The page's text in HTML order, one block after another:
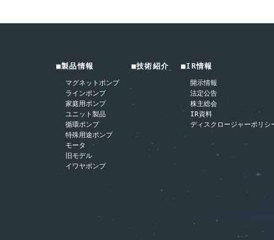
■製品情報
マグネットポンプ
ラインポンプ
家庭用ポンプ
ユニット製品
循環ポンプ
特殊用途ポンプ
モータ
旧モデル
イワヤポンプ
■技術紹介 ■IR情報
開示情報
法定公告
株主総会
IR資料
ディスクロージャーポリシ